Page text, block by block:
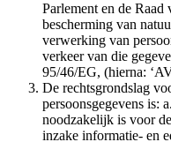
Parlement en de
bescherming van
verwerking van
verkeer van die
95/46/EG, (hierna:
De rechtsgrondslag
persoonsgegevens is:
noodzakelijk is voor
inzake informatie- en